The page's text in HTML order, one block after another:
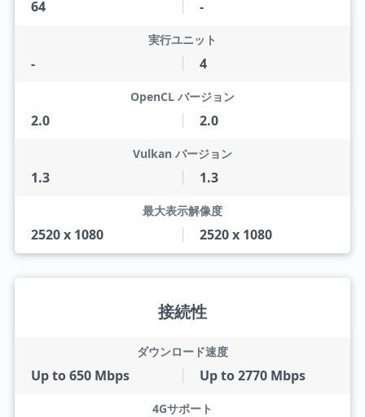
64 -
-
実行ユニット
4
2.0
OpenCL バージョン
2.0
1.3
Vulkan バージョン
1.3
2520 x 1080
最大表示解像度
2520 x 1080
接続性
Up to 650 Mbps
ダウンロード速度
Up to 2770 Mbps
4Gサポート